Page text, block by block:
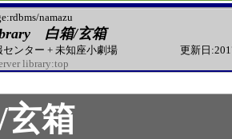
namazu
白箱/玄箱
報センター + 未知座小劇場 更新日
library:top
玄箱